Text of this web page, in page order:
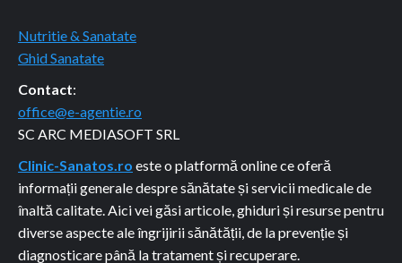
Nutritie & Sanatate
Ghid Sanatate
Contact:
office@e-agentie.ro
SC ARC MEDIASOFT SRL
Clinic-Sanatos.ro este o platformă online ce oferă
informații generale despre sănătate și servicii medicale de
înaltă calitate. Aici vei găsi articole, ghiduri și resurse pentru
diverse aspecte ale îngrijirii sănătății, de la prevenție și
diagnosticare până la tratament și recuperare.